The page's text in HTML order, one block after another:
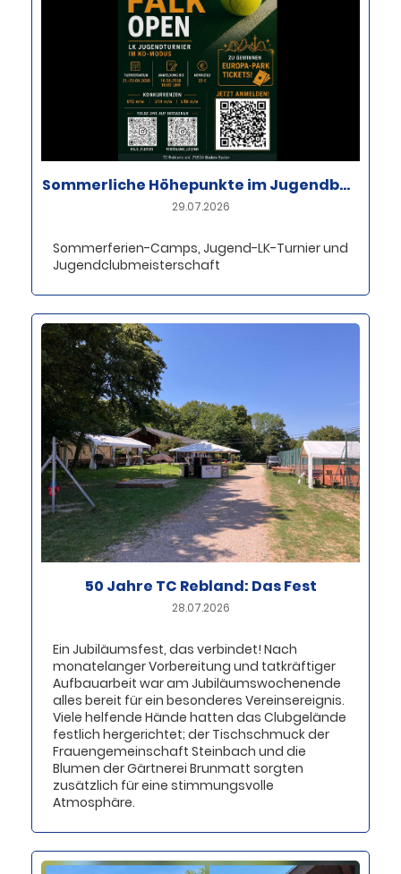
Sommerliche Höhepunkte im Jugendbereich des TC Rebland
29.07.2026
Sommerferien-Camps, Jugend-LK-Turnier und
Jugendclubmeisterschaft
50 Jahre TC Rebland: Das Fest
28.07.2026
Ein Jubiläumsfest, das verbindet! Nach
monatelanger Vorbereitung und tatkräftiger
Aufbauarbeit war am Jubiläumswochenende
alles bereit für ein besonderes Vereinsereignis.
Viele helfende Hände hatten das Clubgelände
festlich hergerichtet; der Tischschmuck der
Frauengemeinschaft Steinbach und die
Blumen der Gärtnerei Brunmatt sorgten
zusätzlich für eine stimmungsvolle
Atmosphäre.